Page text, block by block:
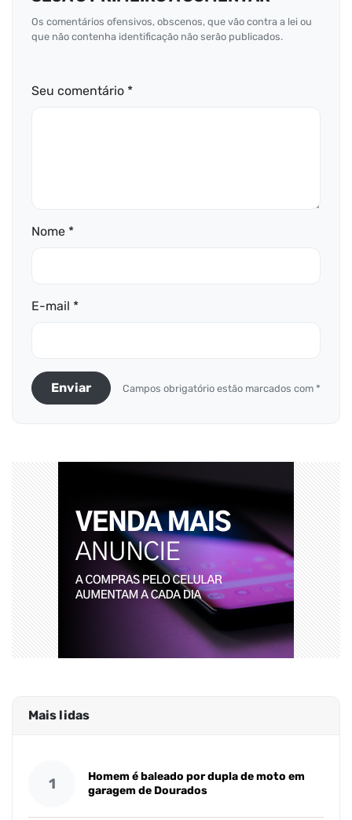
Os comentários ofensivos, obscenos, que vão contra a lei ou
que não contenha identificação não serão publicados.
Seu comentário *
Nome *
E-mail *
Enviar Campos obrigatório estão marcados com *
Mais lidas
1
Homem é baleado por dupla de moto em
garagem de Dourados